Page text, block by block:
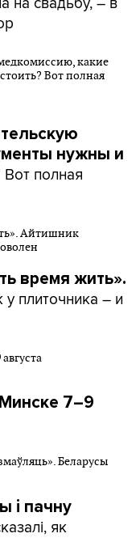
нужны и
Вот полная
время жить».
плиточника – и
7–9
і пачну
як